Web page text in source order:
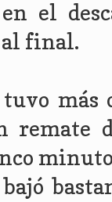
el
al final.
más
remate